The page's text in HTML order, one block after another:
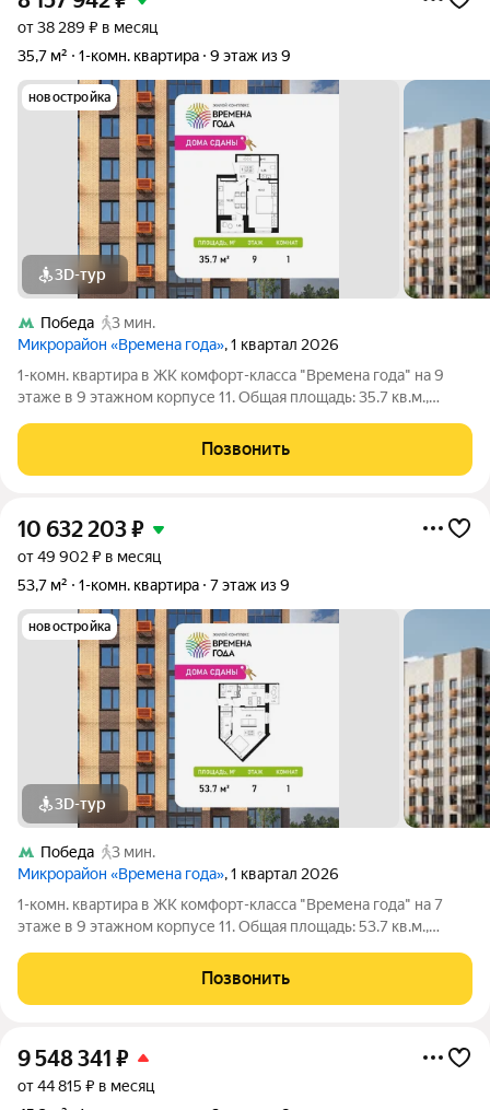
от 38 289 ₽ в месяц
35,7 м²
1-комн. квартира 9 этаж из 9
новостройка
3D-тур
Победа
3 мин.
Микрорайон «Времена года», 1 квартал 2026
1-комн. квартира в ЖК комфорт-класса "Времена года" на 9
этаже в 9 этажном корпусе 11. Общая площадь: 35.7 кв.м.,
современный жилой комплекс комфорт-класса,
расположенный в тихом и зеленом
Позвонить
10 632 203₽
от 49 902 ₽ в месяц
53,7 м²
1-комн. квартира 7 этаж из 9
новостройка
3D-тур
Победа
3 мин.
Микрорайон «Времена года», 1 квартал 2026
1-комн. квартира в ЖК комфорт-класса "Времена года" на 7
этаже в 9 этажном корпусе 11. Общая площадь: 53.7 кв.м.,
современный жилой комплекс комфорт-класса,
расположенный в тихом и зеленом
Позвонить
9 548 341 ₽
от 44 815 ₽ в месяц